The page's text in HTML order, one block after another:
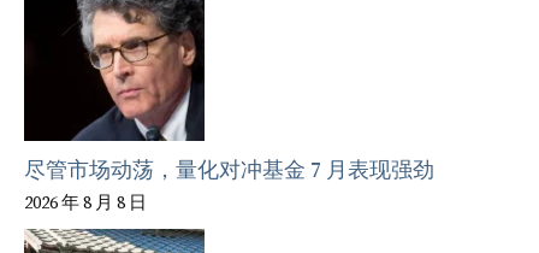
尽管市场动荡，量化对冲基金 7 月表现强劲
2026 年 8 月 8 日